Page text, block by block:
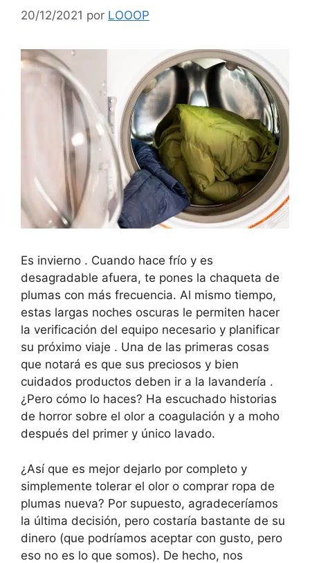
20/12/2021 por LOOOP
Es invierno . Cuando hace frío y es
desagradable afuera, te pones la chaqueta de
plumas con más frecuencia. Al mismo tiempo,
estas largas noches oscuras le permiten hacer
la verificación del equipo necesario y planificar
su próximo viaje . Una de las primeras cosas
que notará es que sus preciosos y bien
cuidados productos deben ir a la lavandería .
¿Pero cómo lo haces? Ha escuchado historias
de horror sobre el olor a coagulación y a moho
después del primer y único lavado.
¿Así que es mejor dejarlo por completo y
simplemente tolerar el olor o comprar ropa de
plumas nueva? Por supuesto, agradeceríamos
la última decisión, pero costaría bastante de su
dinero (que podríamos aceptar con gusto, pero
eso no es lo que somos). De hecho, nos